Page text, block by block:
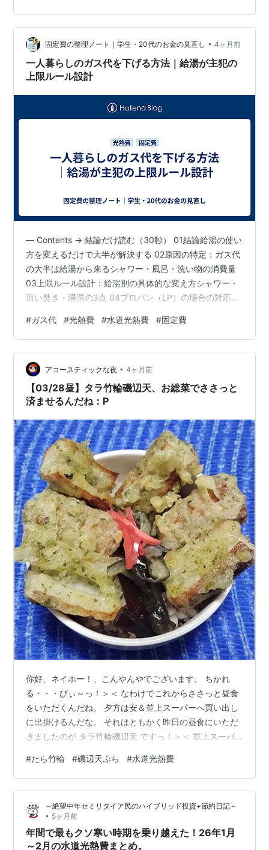
代：7,820円（※2ヶ月分） 電気の使用量は330kWh（1日
あたり約10kWh）。なかなか豪快に使ってます！笑 3月
前半はまだ寒くて、エアコン（暖房）…
固定費の整理ノート｜学生・20代のお金の見直し • 4ヶ月前
一人暮らしのガス代を下げる方法｜給湯が主犯の
上限ルール設計
— Contents → 結論だけ読む（30秒） 01結論給湯の使い
方を変えるだけで大半が解決する 02原因の特定：ガス代
の大半は給湯から来るシャワー・風呂・洗い物の消費量
03上限ルール設計：給湯別の具体的な変え方シャワー・
追い焚き・湯温の3点 04プロパン（LP）の場合の対応使
ンロを我慢」「シャワーのみ最強」を切る 06行動基準：
今月から設定する3つのルール今日決めれば来月から効果
が出る この記事は、ガス代が高いと分かったが何をどう
変えればいいか具体的な手順が分からない20代・一人暮
らし（単身）向けです。 ガス代の節約で失敗するパター
ン…
#ガス代 #光熱費 #水道光熱費 #固定費
アコースティックな夜 • 4ヶ月前
【03/28昼】タラ竹輪磯辺天、お総菜でささっと
済ませるんだね：P
你好、ネイホー！、こんやんやでございます。 ちかれ
る・・・びぃ～っ！＞＜ なわけでこれからささっと昼食
をいただくんだね。 夕方は安＆並上スーパーへ買い出し
に出掛けるんだな。 それはともかく昨日の昼食にいただ
きましたのが タラ竹輪磯辺天 ですっ！＞＜ 並上スーパ
で とっても美味しかったですっ！＞＜ んで、今日はすっ
かり忘れてた水道・光熱費の 名義変更と口座変更をして
いたんだよねぇ。 各講座の入出金内容を整理してる時に
変更するのを忘れてたわけのでありまふ。 んぢゃ、とり
あえず昼食をささっと：P・・・再見っ！＞＜
#たら竹輪 #磯辺天ぷら #水道光熱費
～絶望中年セミリタイア民のハイブリッド投資+節約日記～
• 5ヶ月前
年間で最もクソ寒い時期を乗り越えた！26年1月
～2月の水道光熱費まとめ。